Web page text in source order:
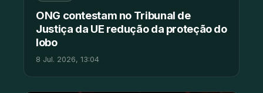
ONG contestam no Tribunal de
Justiça da UE redução da proteção do
lobo
8 Jul. 2026, 13:04